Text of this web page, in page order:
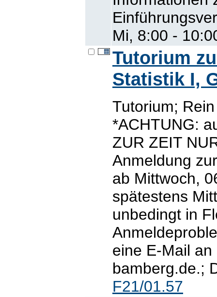
Mi, 8:00 -
Tutorium
Statistik I,
Tutorium;
*ACHTUNG:
ZUR ZEIT
Anmeldung
ab Mittwoch,
spätestens
unbedingt in
eine E-Mail
bamberg.de.;
F21/01.57